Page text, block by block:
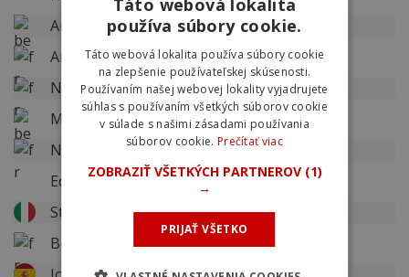
Aimé De Gendt
Anthony Perez
Nolann Mahoudo
Milan Fretin
Nicolas Debeaumarché
Eddy Finé
Stefano Oldani
Benjamin Thomas
Táto webová lokalita
používa súbory cookie.
Táto webová lokalita používa súbory cookie
na zlepšenie používateľskej skúsenosti.
Používaním našej webovej lokality vyjadrujete
súhlas s používaním všetkých súborov cookie
v súlade s našimi zásadami používania
súborov cookie. Prečítať viac
ZOBRAZIŤ VŠETKÝCH PARTNEROV (1)
→
PRIJAŤ VŠETKO